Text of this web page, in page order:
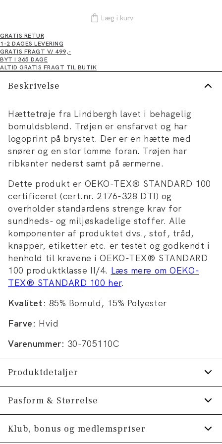
Læg i kurv
GRATIS RETUR
1-2 DAGES LEVERING
GRATIS FRAGT V/ 499,-
BYT I 365 DAGE
ALTID GRATIS FRAGT TIL BUTIK
Beskrivelse
Hættetrøje fra Lindbergh lavet i behagelig
bomuldsblend. Trøjen er ensfarvet og har
logoprint på brystet. Der er en hætte med
snører og en stor lomme foran. Trøjen har
ribkanter nederst samt på ærmerne.
Dette produkt er OEKO-TEX® STANDARD 100
certificeret (cert.nr. 2176-328 DTI) og
overholder standardens strenge krav for
sundheds- og miljøskadelige stoffer. Alle
komponenter af produktet dvs., stof, tråd,
knapper, etiketter etc. er testet og godkendt i
henhold til kravene i OEKO-TEX® STANDARD
100 produktklasse II/4. Læs mere om OEKO-
TEX® STANDARD 100 her.
Kvalitet: 85% Bomuld, 15% Polyester
Farve: Hvid
Varenummer: 30-705110C
Produktdetaljer
Ribkant nederst på ærmerne og på trøjens
nederste kant.
Fremstillet i behagelig bomuldsblend.
Pasform & Størrelse
Fit:Relaxed fit
Klub, bonus og medlemspriser